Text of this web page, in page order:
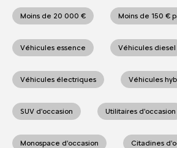
Moins de 20 000 € Moins de 150 €
Véhicules essence Véhicules diesel
Véhicules électriques Véhicules
SUV d'occasion Utilitaires d'occasion
Monospace d'occasion Citadines